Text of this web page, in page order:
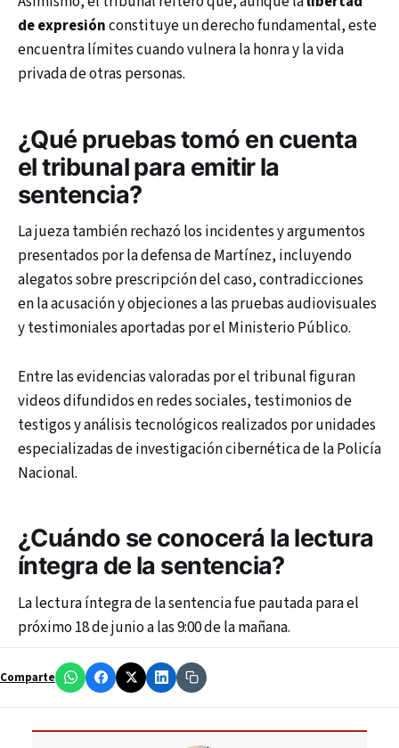
de expresiónconstituye un derecho fundamental, este
encuentra límites cuando vulnera la honra y la vida
privada de otras personas.
¿Qué pruebas tomó en cuenta
el tribunal para emitir la
sentencia?
La jueza también rechazó los incidentes y argumentos
presentados por la defensa de Martínez, incluyendo
alegatos sobre prescripción del caso, contradicciones
en la acusación y objeciones a las pruebas audiovisuales
y testimoniales aportadas por el Ministerio Público.
Entre las evidencias valoradas por el tribunal figuran
videos difundidos en redes sociales, testimonios de
testigos y análisis tecnológicos realizados por unidades
especializadas de investigación cibernética de la Policía
Nacional.
¿Cuándo se conocerá la lectura
íntegra de la sentencia?
La lectura íntegra de la sentencia fue pautada para el
próximo 18 de junio a las 9:00 de la mañana.
Comparte